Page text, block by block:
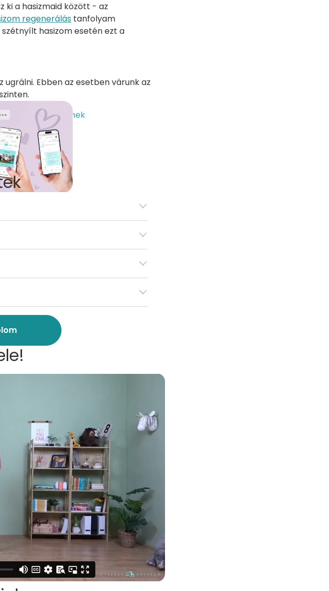
ki a hasizmaid között - az
regenerálás tanfolyam
hasizom esetén ezt a
Ebben az esetben várunk az
is érdekelhetnek